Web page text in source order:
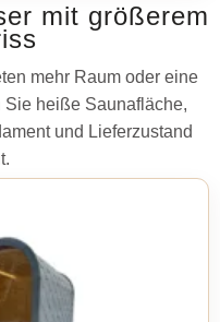
mit größerem
mehr Raum oder eine
heiße Saunafläche,
und Lieferzustand